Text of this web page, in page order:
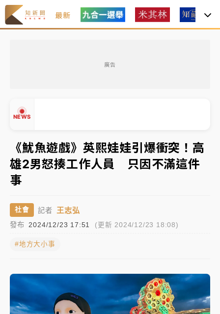
最新
廣告
NEWS
有片｜
連根拔起
中颱白海豚風雨來了！中部以北防豪雨 今晚、明天影
響最劇烈
白海豚逼近！北市水門只出不進 未移置車輛最高罰
4800＋拖吊費
油價持續凍漲！ 中油宣布下周一汽柴油價格維持不變
路鷹架倒塌壓2車
連根拔起
中颱白海豚風雨來了！中部以北防豪雨 今晚、明天影
響最劇烈
▲
▼
《魷魚遊戲》英熙娃娃引爆衝突！高
雄2男怒揍工作人員 只因不滿這件
事
社會 記者 王志弘
發布 2024/12/23 17:51 (更新 2024/12/23 18:08)
#地方大小事